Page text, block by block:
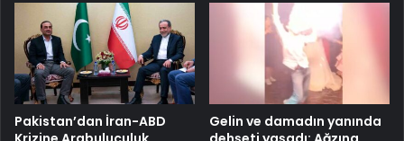
Pakistan’dan İran-ABD
Gelin ve damadın yanında